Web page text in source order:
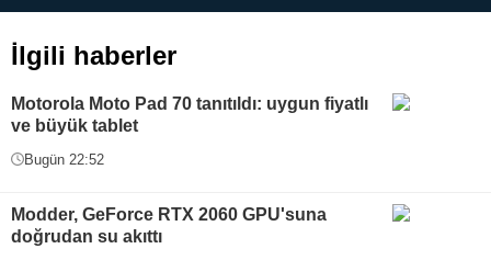
İlgili haberler
Motorola Moto Pad 70 tanıtıldı: uygun fiyatlı
ve büyük tablet
Bugün 22:52
Modder, GeForce RTX 2060 GPU'suna
doğrudan su akıttı